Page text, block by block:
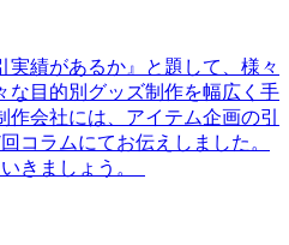
実績があるか』と題して、様々
な目的別グッズ制作を幅広く手
会社には、アイテム企画の引
コラムにてお伝えしました。
きましょう。